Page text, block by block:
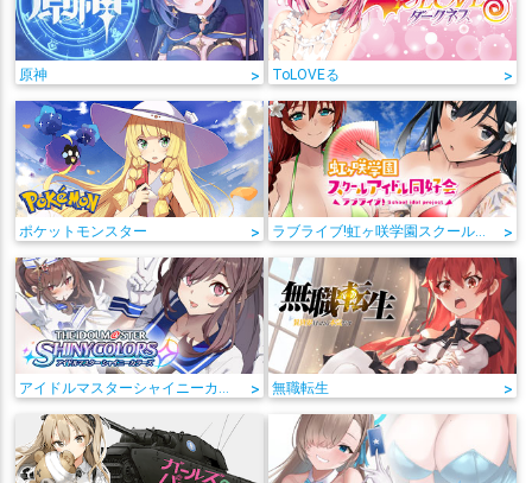
原神 > ToLOVEる >
ポケットモンスター > ラブライブ!虹ヶ咲学園スクールアイドル同好会 >
アイドルマスターシャイニーカラーズ > 無職転生 >